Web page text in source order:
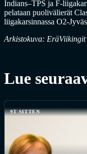
Indians–TPS ja F-
pelataan puolivälierät
liigakarsinnassa O2-
Arkistokuva: EräViikingit
Lue
9T SITTEN